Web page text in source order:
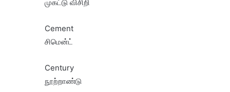
முகட்டு விசிறி
Cement
சிமென்ட்
Century
நூற்றாண்டு